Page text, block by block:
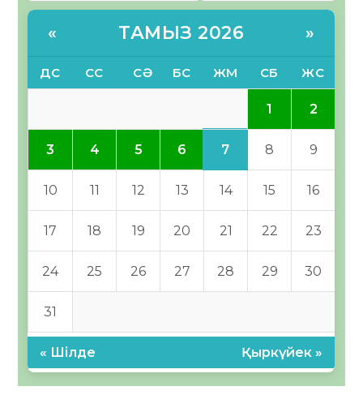
« ТАМЫЗ 2026 »
ДС СС СӘ БС ЖМ СБ ЖС
1 2
3 4 5 6 7 8 9
10 11 12 13 14 15 16
17 18 19 20 21 22 23
24 25 26 27 28 29 30
31
« Шілде Қыркүйек »